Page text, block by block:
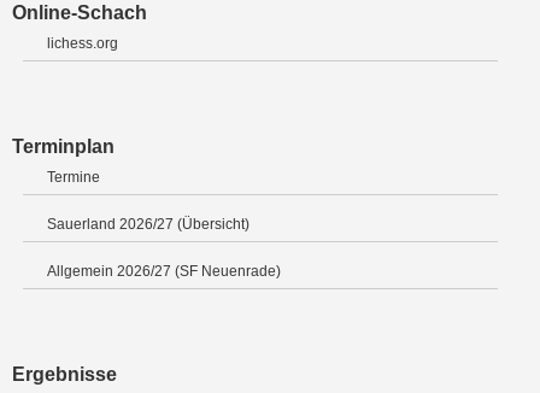
Online-Schach
lichess.org
Terminplan
Termine
Sauerland 2026/27 (Übersicht)
Allgemein 2026/27 (SF Neuenrade)
Ergebnisse